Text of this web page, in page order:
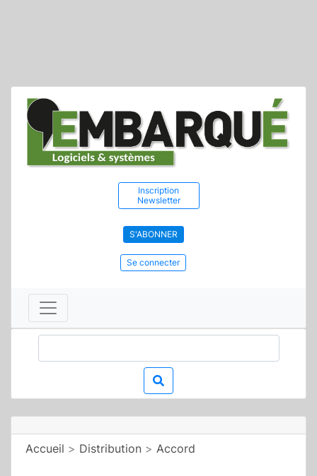
Inscription
Newsletter
S'ABONNER
Se connecter
Accueil > Distribution > Accord